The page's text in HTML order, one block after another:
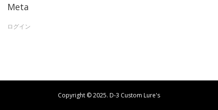
Meta
ログイン
Copyright © 2025. D-3 Custom Lure's